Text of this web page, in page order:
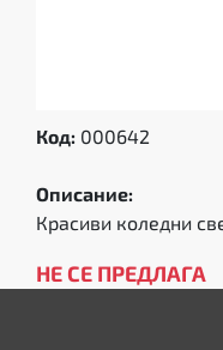
Код: 000642
Описание:
Красиви коледни
НЕ СЕ ПРЕДЛАГА